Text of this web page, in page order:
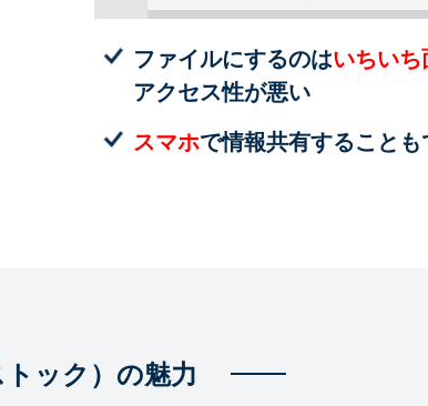
ファイルにするのはいちい
アクセス性が悪い
スマホで情報共有することも
ック）の魅力